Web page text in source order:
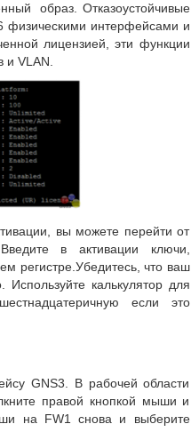
образ. Отказоустойчивые
физическими интерфейсами и
лицензией, эти функции
VLAN.
вы можете перейти от
в активации ключи,
регистре.Убедитесь, что ваш
калькулятор для
если это
GNS3. В рабочей области
правой кнопкой мыши и
на FW1 снова и выберите